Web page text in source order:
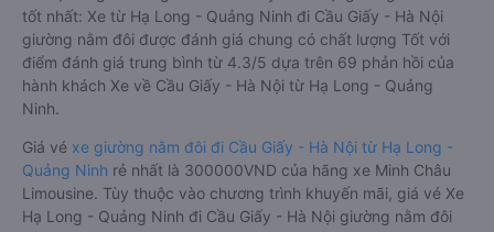
wifi, và nước uống và chăn đắp miễn phí phục vụ hành khách
suốt hành trình.
Xe Hạ Long - Quảng Ninh Cầu Giấy - Hà Nội giường nằm đôi
tốt nhất: Xe từ Hạ Long - Quảng Ninh đi Cầu Giấy - Hà Nội
giường nằm đôi được đánh giá chung có chất lượng Tốt với
điểm đánh giá trung bình từ 4.3/5 dựa trên 69 phản hồi của
hành khách Xe về Cầu Giấy - Hà Nội từ Hạ Long - Quảng
Ninh.
Giá véxe giường nằm đôi đi Cầu Giấy - Hà Nội từ Hạ Long -